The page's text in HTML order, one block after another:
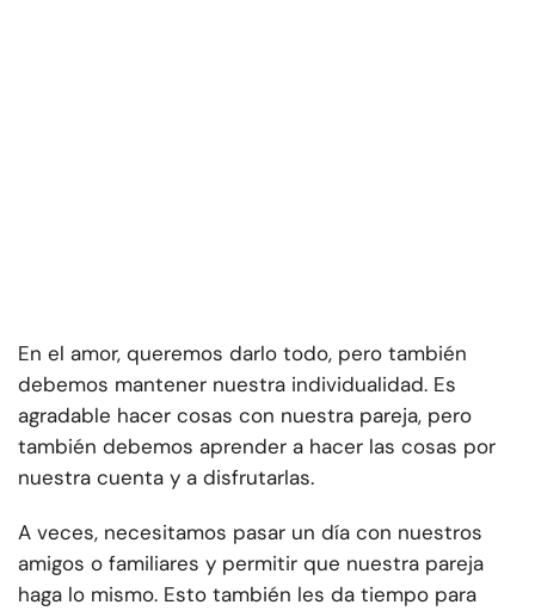
En el amor, queremos darlo todo, pero también
debemos mantener nuestra individualidad. Es
agradable hacer cosas con nuestra pareja, pero
también debemos aprender a hacer las cosas por
nuestra cuenta y a disfrutarlas.
A veces, necesitamos pasar un día con nuestros
amigos o familiares y permitir que nuestra pareja
haga lo mismo. Esto también les da tiempo para